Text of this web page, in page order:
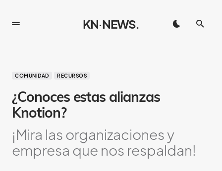
KN·NEWS.
COMUNIDAD RECURSOS
¿Conoces estas alianzas
Knotion?
¡Mira las organizaciones y
empresa que nos respaldan!